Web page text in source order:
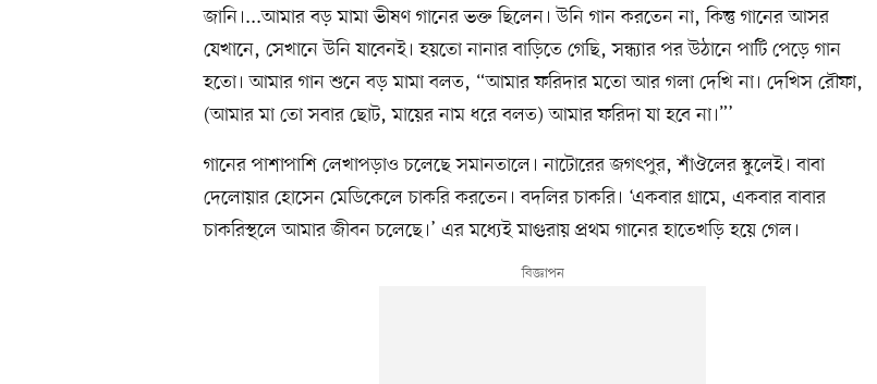
জানি।...আমার বড় মামা ভীষণ গানের ভক্ত ছিলেন। উনি গান করতেন না, কিন্তু গানের আসর
যেখানে, সেখানে উনি যাবেনই। হয়তো নানার বাড়িতে গেছি, সন্ধ্যার পর উঠানে পাটি পেড়ে গান
হতো। আমার গান শুনে বড় মামা বলত, “আমার ফরিদার মতো আর গলা দেখি না। দেখিস রৌফা,
(আমার মা তো সবার ছোট, মায়ের নাম ধরে বলত) আমার ফরিদা যা হবে না।”’
গানের পাশাপাশি লেখাপড়াও চলেছে সমানতালে। নাটোরের জগৎপুর, শাঁঔলের স্কুলেই। বাবা
দেলোয়ার হোসেন মেডিকেলে চাকরি করতেন। বদলির চাকরি। ‘একবার গ্রামে, একবার বাবার
চাকরিস্থলে আমার জীবন চলেছে।’ এর মধ্যেই মাগুরায় প্রথম গানের হাতেখড়ি হয়ে গেল।